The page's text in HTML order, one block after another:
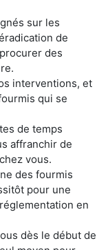
sur les
de
des
interventions, et
qui se
de temps
affranchir de
vous.
des fourmis
pour une
en
dès le début de